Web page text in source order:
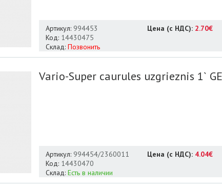
Цена (с НДС): 2.70€
Артикул: 994453
Код: 14430475
Склад: Позвонить
Vario-Super caurules uzgrieznis 1`
Цена (с НДС): 4.04€
Артикул: 994454/2360011
Код: 14430470
Склад: Есть в наличии